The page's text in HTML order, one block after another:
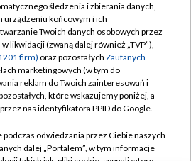
TVP
TVP
prywatności
Moje zgody
Pomoc
Kontakt
śledzenia i zbierania danych,
urządzeniu końcowym i ich
Twoich danych osobowych przez
likwidacji (zwaną dalej również „TVP”),
firm) oraz pozostałych Zaufanych
marketingowych (w tym do
reklam do Twoich zainteresowań i
które wskazujemy poniżej, a
nas identyfikatora PPID do Google.
odwiedzania przez Ciebie naszych
dalej „Portalem”, w tym informacje